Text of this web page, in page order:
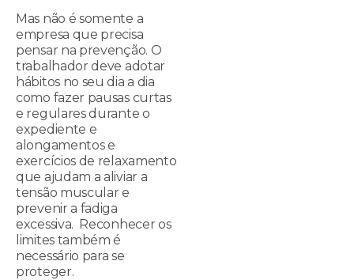
Mas não é somente a
empresa que precisa
pensar na prevenção. O
trabalhador deve adotar
hábitos no seu dia a dia
como fazer pausas curtas
e regulares durante o
expediente e
alongamentos e
exercícios de relaxamento
que ajudam a aliviar a
tensão muscular e
prevenir a fadiga
excessiva. Reconhecer os
limites também é
necessário para se
proteger.